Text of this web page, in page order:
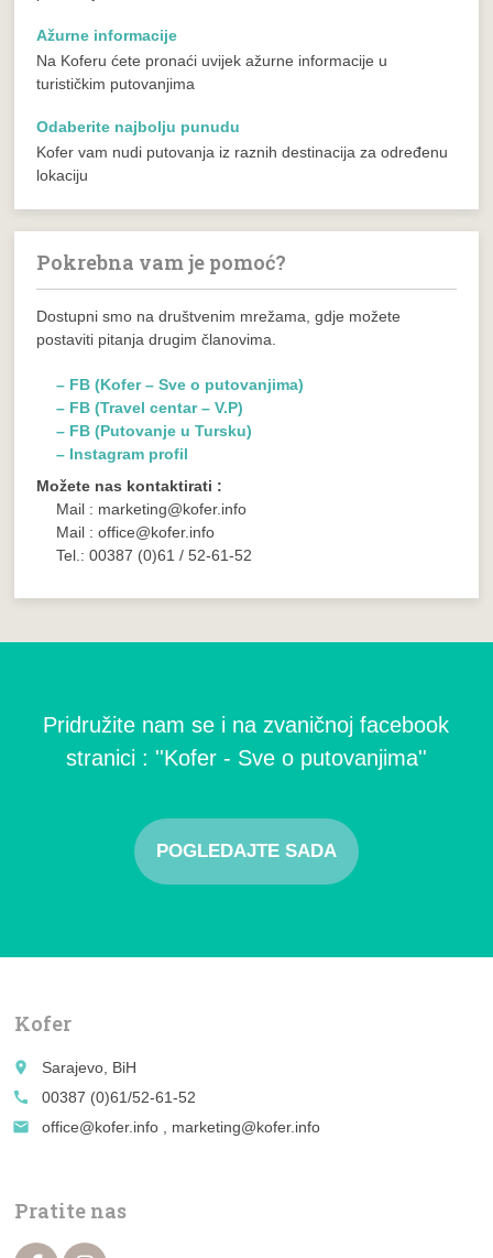
Ažurne informacije
Na Koferu ćete pronaći uvijek ažurne informacije u
turističkim putovanjima
Odaberite najbolju punudu
Kofer vam nudi putovanja iz raznih destinacija za određenu
lokaciju
Pokrebna vam je pomoć?
Dostupni smo na društvenim mrežama, gdje možete
postaviti pitanja drugim članovima.
– FB (Kofer – Sve o putovanjima)
– FB (Travel centar – V.P)
– FB (Putovanje u Tursku)
– Instagram profil
Možete nas kontaktirati :
Mail : marketing@kofer.info
Mail : office@kofer.info
Tel.: 00387 (0)61 / 52-61-52
Pridružite nam se i na zvaničnoj facebook
stranici : ''Kofer - Sve o putovanjima''
POGLEDAJTE SADA
Kofer
place
Sarajevo, BiH
call
00387 (0)61/52-61-52
email
office@kofer.info , marketing@kofer.info
Pratite nas